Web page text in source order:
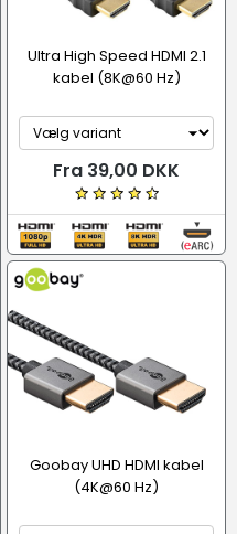
Ultra High Speed HDMI 2.1
kabel (8K@60 Hz)
Fra 39,00 DKK
Goobay UHD HDMI kabel
(4K@60 Hz)